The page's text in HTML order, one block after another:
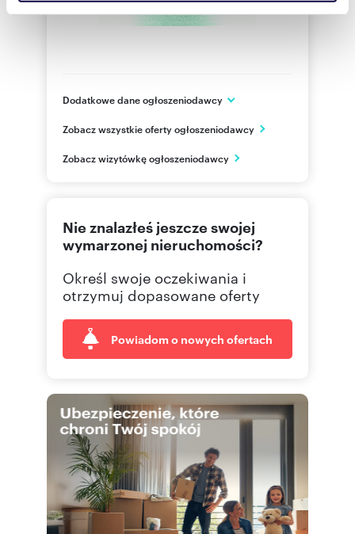
Partnerzy mogą połączyć te informacje z innymi danymi
Dodatkowe dane ogłoszeniodawcy
Warszawa
PL
22 627 Pokaż telefon
Zobacz wszystkie oferty ogłoszeniodawcy
Zobacz wizytówkę ogłoszeniodawcy
Nie znalazłeś jeszcze swojej
wymarzonej nieruchomości?
Określ swoje oczekiwania i
otrzymuj dopasowane oferty
Powiadom o nowych ofertach